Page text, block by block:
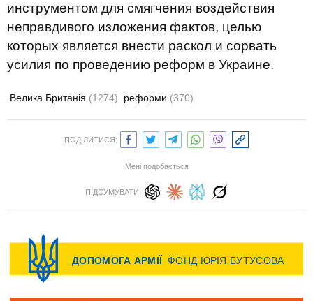
инструментом для смягчения воздействия
неправдивого изложения фактов, целью
которых является внести раскол и сорвать
усилия по проведению реформ в Украине.
Велика Британія (1274) реформи (370)
ПОДІЛИТИСЯ:
Мені подобається
ПІДСУМУВАТИ: